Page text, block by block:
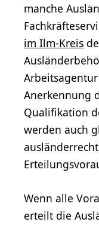
manche
im Ilm-Kreis
Anerkennung
Qualifikation
werden auch
Wenn alle
erteilt die